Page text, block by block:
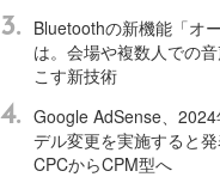
3.
Bluetoothの新機能「オ
は。会場や複数人での
こす新技術
4. Google AdSense、
デル変更を実施すると
CPCからCPM型へ